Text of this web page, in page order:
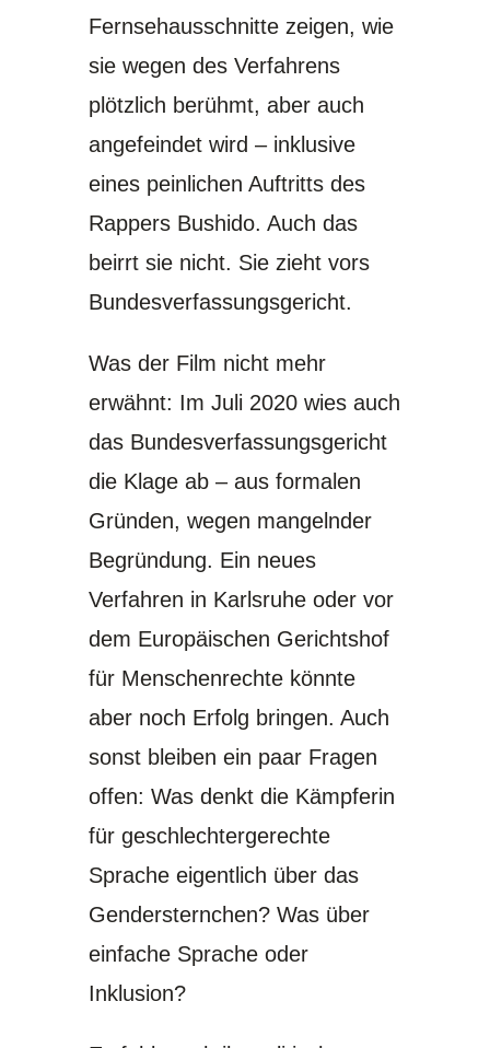
Fernsehausschnitte zeigen, wie
sie wegen des Verfahrens
plötzlich berühmt, aber auch
angefeindet wird – inklusive
eines peinlichen Auftritts des
Rappers Bushido. Auch das
beirrt sie nicht. Sie zieht vors
Bundesverfassungsgericht.
Was der Film nicht mehr
erwähnt: Im Juli 2020 wies auch
das Bundesverfassungsgericht
die Klage ab – aus formalen
Gründen, wegen mangelnder
Begründung. Ein neues
Verfahren in Karlsruhe oder vor
dem Europäischen Gerichtshof
für Menschenrechte könnte
aber noch Erfolg bringen. Auch
sonst bleiben ein paar Fragen
offen: Was denkt die Kämpferin
für geschlechtergerechte
Sprache eigentlich über das
Gendersternchen? Was über
einfache Sprache oder
Inklusion?